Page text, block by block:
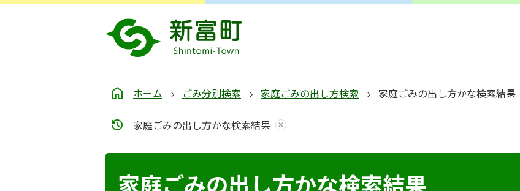
ホーム ごみ分別検索 家庭ごみの出し方検索 家庭ごみの出し方かな検索結果
家庭ごみの出し方かな検索結果
家庭ごみの出し方かな検索結果